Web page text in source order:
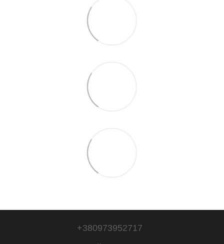
+380973952717